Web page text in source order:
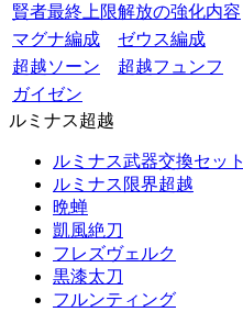
賢者最終上限解放の強化内容
マグナ編成
ゼウス編成
超越ソーン
超越フュンフ
ガイゼン
ルミナス超越
ルミナス武器交換セット
ルミナス限界超越
晩蝉
凱風絶刀
フレズヴェルク
黒漆太刀
フルンティング